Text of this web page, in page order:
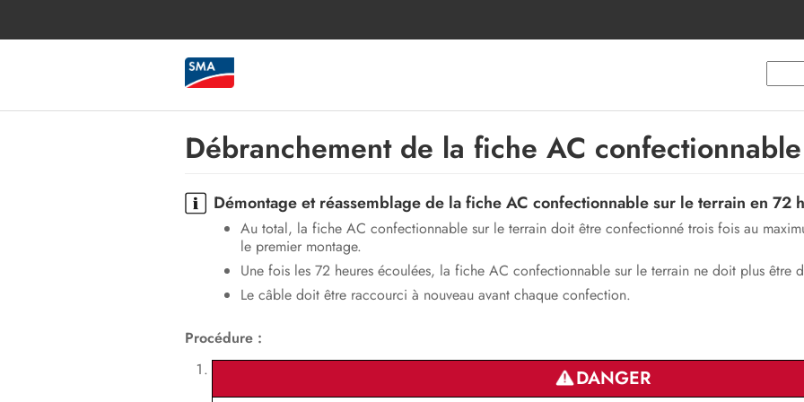
Débranchement de la fiche AC
Démontage et réassemblage de la fiche AC confectionnable sur le terrain en 72
Au total, la fiche AC confectionnable sur le terrain doit être confectionné trois fois au
le premier montage.
Une fois les 72 heures écoulées, la fiche AC confectionnable sur le terrain ne doit plus être
Le câble doit être raccourci à nouveau avant chaque confection.
Procédure :
DANGER